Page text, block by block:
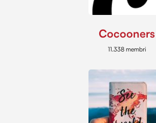
Cocooners
11.338 membri